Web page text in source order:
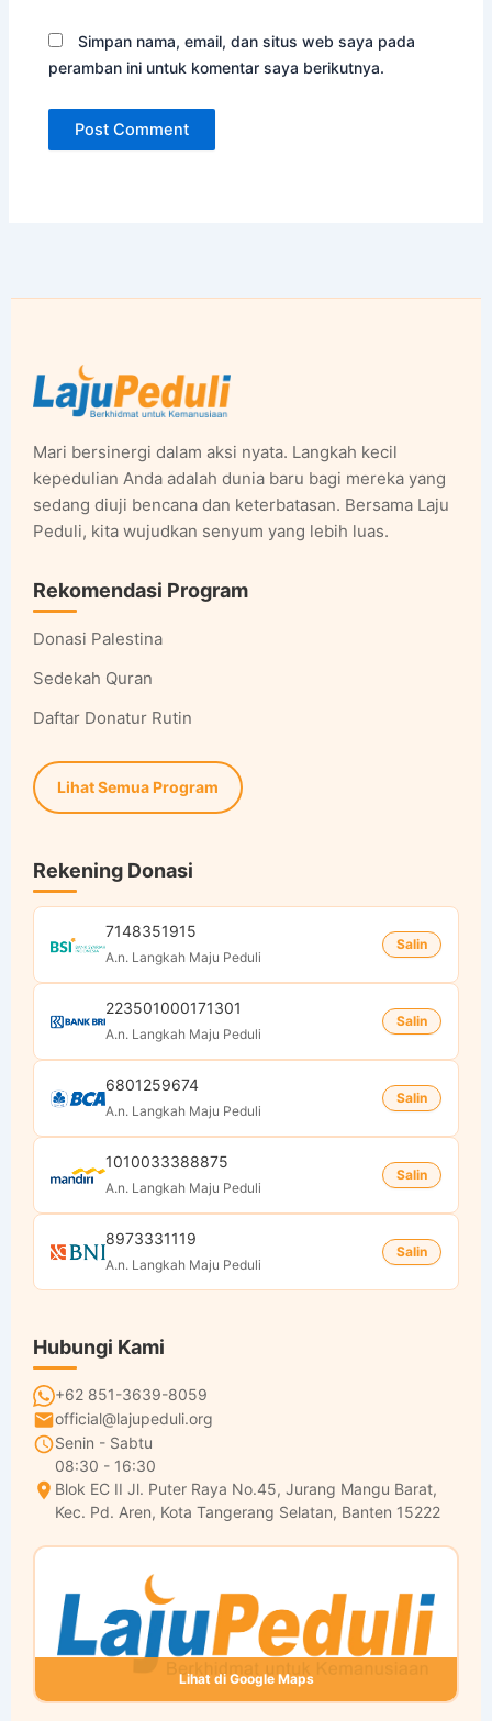
Simpan nama, email, dan situs web saya pada
peramban ini untuk komentar saya berikutnya.
Mari bersinergi dalam aksi nyata. Langkah kecil
kepedulian Anda adalah dunia baru bagi mereka yang
sedang diuji bencana dan keterbatasan. Bersama Laju
Peduli, kita wujudkan senyum yang lebih luas.
Rekomendasi Program
Donasi Palestina
Sedekah Quran
Daftar Donatur Rutin
Lihat Semua Program
Rekening Donasi
7148351915
A.n. Langkah Maju Peduli
Salin
223501000171301
A.n. Langkah Maju Peduli
Salin
6801259674
A.n. Langkah Maju Peduli
Salin
1010033388875
A.n. Langkah Maju Peduli
Salin
8973331119
A.n. Langkah Maju Peduli
Salin
Hubungi Kami
+62 851-3639-8059
official@lajupeduli.org
Senin - Sabtu
08:30 - 16:30
Blok EC II Jl. Puter Raya No.45, Jurang Mangu Barat,
Kec. Pd. Aren, Kota Tangerang Selatan, Banten 15222
Lihat di Google Maps